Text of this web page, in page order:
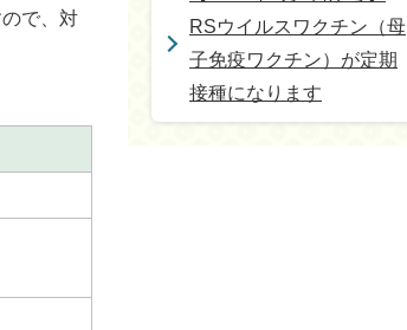
で、対
RSウイルスワクチン（母
子免疫ワクチン）が定期
接種になります